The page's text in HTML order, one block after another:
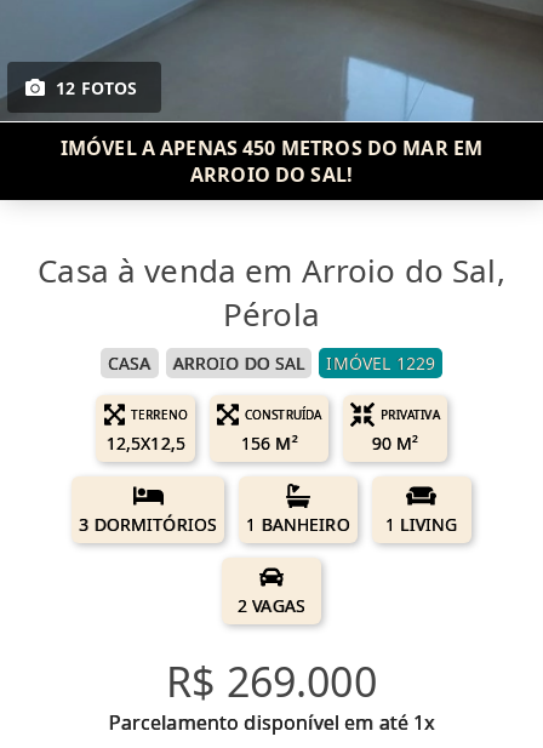
12 FOTOS
IMÓVEL A APENAS 450 METROS DO MAR EM
ARROIO DO SAL!
Casa à venda em Arroio do Sal,
Pérola
CASA ARROIO DO SAL IMÓVEL 1229
TERRENO
12,5X12,5
CONSTRUÍDA
156 M²
PRIVATIVA
90 M²
3 DORMITÓRIOS 1 BANHEIRO 1 LIVING
2 VAGAS
R$ 269.000
Parcelamento disponível em até 1x